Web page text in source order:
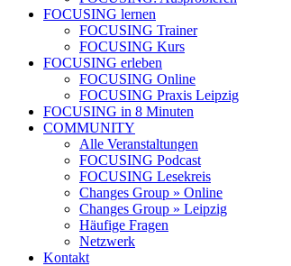
FOCUSING lernen
FOCUSING Trainer
FOCUSING Kurs
FOCUSING erleben
FOCUSING Online
FOCUSING Praxis Leipzig
FOCUSING in 8 Minuten
COMMUNITY
Alle Veranstaltungen
FOCUSING Podcast
FOCUSING Lesekreis
Changes Group » Online
Changes Group » Leipzig
Häufige Fragen
Netzwerk
Kontakt